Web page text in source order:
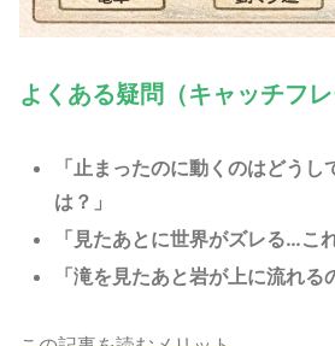
よくある疑問（キャッチフレ
「止まったのに動くのはどうし
は？」
「見たあとに世界がズレる…こ
「滝を見たあと岩が上に流れる